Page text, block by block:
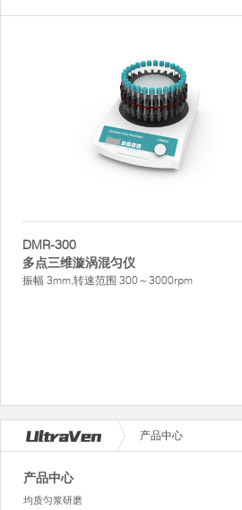
DMR-300
多点三维漩涡混匀仪
振幅 3mm,转速范围 300～3000rpm
产品中心
产品中心
均质匀浆研磨